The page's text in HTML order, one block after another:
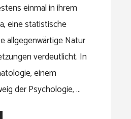
einmal in ihrem
eine statistische
allgegenwärtige Natur
verdeutlicht. In
einem
der Psychologie, …